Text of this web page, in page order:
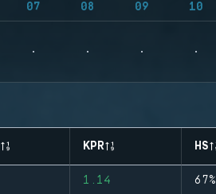
07 08 09 10
KPR HS
1.14 67%